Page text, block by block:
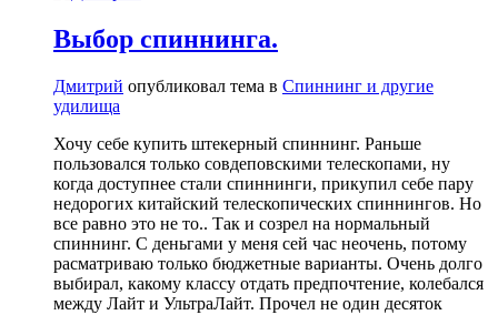
Выбор спиннинга.
Дмитрий опубликовал тема в Спиннинг и другие
удилища
Хочу себе купить штекерный спиннинг. Раньше
пользовался только совдеповскими телескопами, ну
когда доступнее стали спиннинги, прикупил себе пару
недорогих китайский телескопических спиннингов. Но
все равно это не то.. Так и созрел на нормальный
спиннинг. С деньгами у меня сей час неочень, потому
расматриваю только бюджетные варианты. Очень долго
выбирал, какому классу отдать предпочтение, колебался
между Лайт и УльтраЛайт. Прочел не один десяток